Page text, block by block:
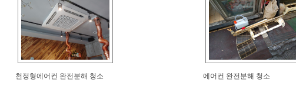
천정형에어컨 완전분해 청소 에어컨 완전분해 청소